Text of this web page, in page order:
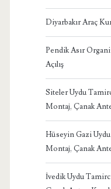
Diyarbakır Araç
Pendik Asır
Açılış
Siteler Uydu
Montaj, Çanak
Hüseyin Gazi
Montaj, Çanak
İvedik Uydu